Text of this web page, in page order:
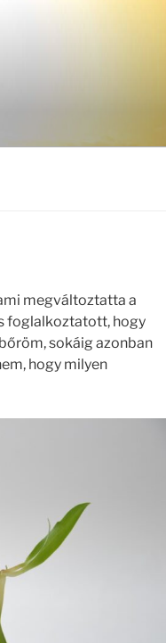
megváltoztatta a
foglalkoztatott, hogy
sokáig azonban
hogy milyen